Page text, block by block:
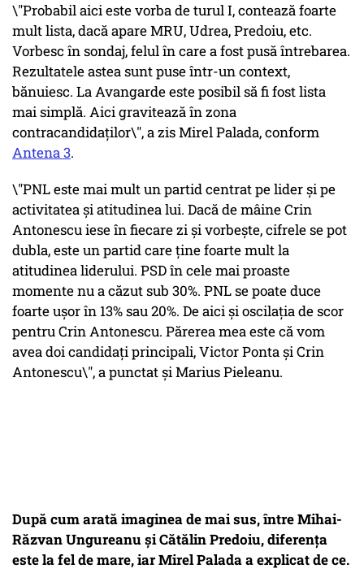
\"Probabil aici este vorba de turul I, contează foarte
mult lista, dacă apare MRU, Udrea, Predoiu, etc.
Vorbesc în sondaj, felul în care a fost pusă întrebarea.
Rezultatele astea sunt puse într-un context,
bănuiesc. La Avangarde este posibil să fi fost lista
mai simplă. Aici gravitează în zona
contracandidaţilor\", a zis Mirel Palada, conform
Antena 3.
\"PNL este mai mult un partid centrat pe lider şi pe
activitatea şi atitudinea lui. Dacă de mâine Crin
Antonescu iese în fiecare zi şi vorbeşte, cifrele se pot
dubla, este un partid care ţine foarte mult la
atitudinea liderului. PSD în cele mai proaste
momente nu a căzut sub 30%. PNL se poate duce
foarte uşor în 13% sau 20%. De aici şi oscilaţia de scor
pentru Crin Antonescu. Părerea mea este că vom
avea doi candidaţi principali, Victor Ponta şi Crin
Antonescu\", a punctat și Marius Pieleanu.
După cum arată imaginea de mai sus, între Mihai-
Răzvan Ungureanu și Cătălin Predoiu, diferența
este la fel de mare, iar Mirel Palada a explicat de ce.